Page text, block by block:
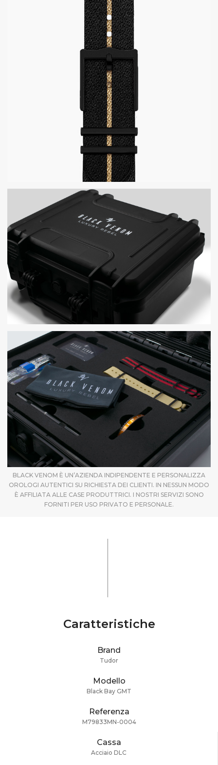
BLACK VENOM È UN’AZIENDA INDIPENDENTE E PERSONALIZZA
OROLOGI AUTENTICI SU RICHIESTA DEI CLIENTI. IN NESSUN MODO
È AFFILIATA ALLE CASE PRODUTTRICI. I NOSTRI SERVIZI SONO
FORNITI PER USO PRIVATO E PERSONALE.
Caratteristiche
Brand
Tudor
Modello
Black Bay GMT
Referenza
M79833MN-0004
Cassa
Acciaio DLC